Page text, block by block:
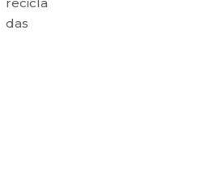
das